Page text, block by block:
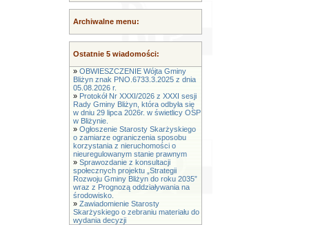
Archiwalne menu:
Ostatnie 5 wiadomości:
» OBWIESZCZENIE Wójta Gminy
Bliżyn znak PNO.6733.3.2025 z dnia
05.08.2026 r.
» Protokół Nr XXXI/2026 z XXXI sesji
Rady Gminy Bliżyn, która odbyła się
w dniu 29 lipca 2026r. w świetlicy OSP
w Bliżynie.
» Ogłoszenie Starosty Skarżyskiego
o zamiarze ograniczenia sposobu
korzystania z nieruchomości o
nieuregulowanym stanie prawnym
» Sprawozdanie z konsultacji
społecznych projektu „Strategii
Rozwoju Gminy Bliżyn do roku 2035”
wraz z Prognozą oddziaływania na
środowisko.
» Zawiadomienie Starosty
Skarżyskiego o zebraniu materiału do
wydania decyzji